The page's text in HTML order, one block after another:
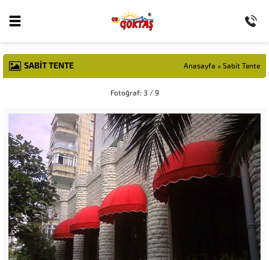
SABIT TENTE Anasayfa » Sabit Tente
Fotoğraf: 3 / 9